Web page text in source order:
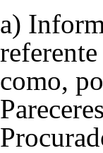
a)
como,